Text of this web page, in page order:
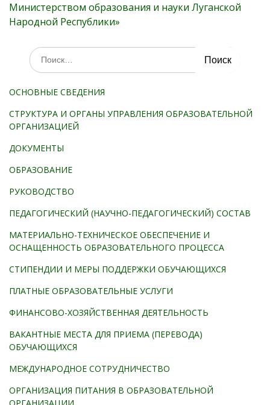
Министерством образования и науки Луганской
Народной Республики»
Искать:
ОСНОВНЫЕ СВЕДЕНИЯ
СТРУКТУРА И ОРГАНЫ УПРАВЛЕНИЯ ОБРАЗОВАТЕЛЬНОЙ
ОРГАНИЗАЦИЕЙ
ДОКУМЕНТЫ
ОБРАЗОВАНИЕ
РУКОВОДСТВО
ПЕДАГОГИЧЕСКИЙ (НАУЧНО-ПЕДАГОГИЧЕСКИЙ) СОСТАВ
МАТЕРИАЛЬНО-ТЕХНИЧЕСКОЕ ОБЕСПЕЧЕНИЕ И
ОСНАЩЕННОСТЬ ОБРАЗОВАТЕЛЬНОГО ПРОЦЕССА
СТИПЕНДИИ И МЕРЫ ПОДДЕРЖКИ ОБУЧАЮЩИХСЯ
ПЛАТНЫЕ ОБРАЗОВАТЕЛЬНЫЕ УСЛУГИ
ФИНАНСОВО-ХОЗЯЙСТВЕННАЯ ДЕЯТЕЛЬНОСТЬ
ВАКАНТНЫЕ МЕСТА ДЛЯ ПРИЕМА (ПЕРЕВОДА)
ОБУЧАЮЩИХСЯ
МЕЖДУНАРОДНОЕ СОТРУДНИЧЕСТВО
ОРГАНИЗАЦИЯ ПИТАНИЯ В ОБРАЗОВАТЕЛЬНОЙ